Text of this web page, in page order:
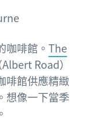
咖啡館。 The
Road）
啡館供應精緻
想像一下當季